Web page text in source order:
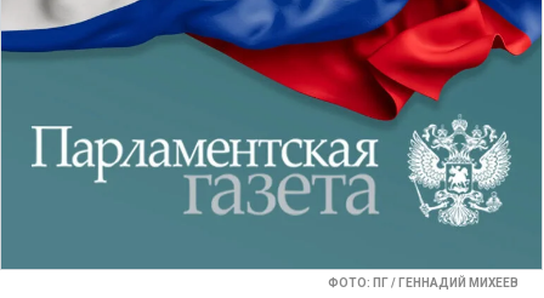
ФОТО: ПГ / ГЕННАДИЙ МИХЕЕВ